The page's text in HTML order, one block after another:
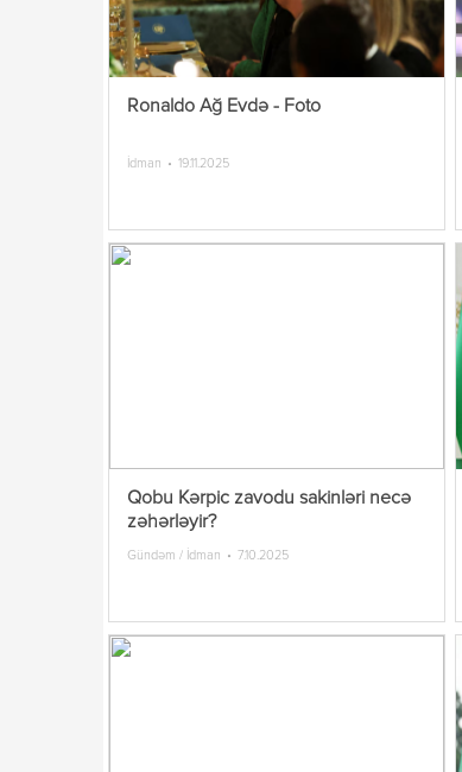
Ronaldo Ağ Evdə - Foto
İdman 19.11.2025
Qobu Kərpic zavodu sakinləri necə
zəhərləyir?
Gündəm / İdman 7.10.2025